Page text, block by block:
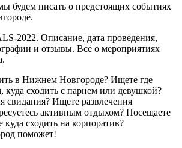
будем писать о предстоящих событиях
2022. Описание, дата проведения,
и отзывы. Всё о мероприятиях
в Нижнем Новгороде? Ищете где
куда сходить с парнем или девушкой?
свидания? Ищете развлечения
активным отдыхом? Посещаете
куда сходить на корпоратив?
поможет!